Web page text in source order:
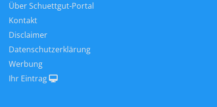
Über Schuettgut-Portal
Kontakt
Disclaimer
Datenschutzerklärung
Werbung
Ihr Eintrag